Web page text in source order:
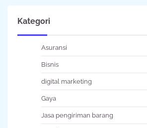
Kategori
Asuransi
Bisnis
digital marketing
Gaya
Jasa pengiriman barang